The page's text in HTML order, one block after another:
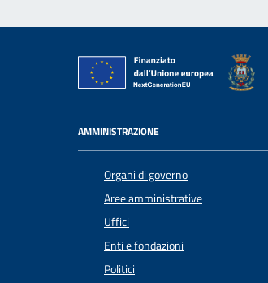
AMMINISTRAZIONE
Organi di governo
Aree amministrative
Uffici
Enti e fondazioni
Politici